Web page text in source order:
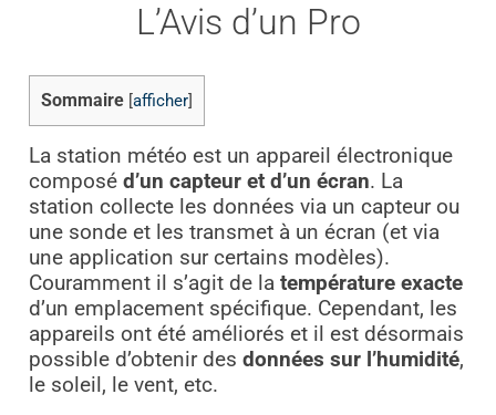
L’Avis d’un Pro
Sommaire afficher]
La station météo est un appareil électronique
composé d’un capteur et d’un écran. La
station collecte les données via un capteur ou
une sonde et les transmet à un écran (et via
une application sur certains modèles).
Couramment il s’agit de la température exacte
d’un emplacement spécifique. Cependant, les
appareils ont été améliorés et il est désormais
possible d’obtenir des données sur l’humidité,
le soleil, le vent, etc.